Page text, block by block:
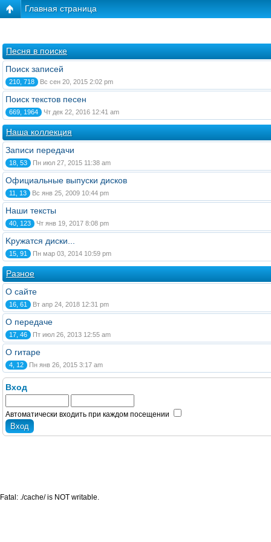
Главная страница
Песня в поиске
Поиск записей
210, 718 Вс сен 20, 2015 2:02 pm
Поиск текстов песен
669, 1964 Чт дек 22, 2016 12:41 am
Наша коллекция
Записи передачи
18, 53 Пн июл 27, 2015 11:38 am
Официальные выпуски дисков
11, 13 Вс янв 25, 2009 10:44 pm
Наши тексты
40, 123 Чт янв 19, 2017 8:08 pm
Kружатся диски...
15, 91 Пн мар 03, 2014 10:59 pm
Разное
О сайте
16, 61 Вт апр 24, 2018 12:31 pm
О передаче
17, 46 Пт июл 26, 2013 12:55 am
О гитаре
4, 12 Пн янв 26, 2015 3:17 am
Вход
Автоматически входить при каждом посещении
Fatal: ./cache/ is NOT writable.